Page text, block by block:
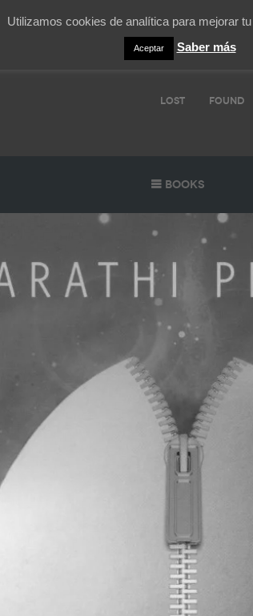
LOST FOUND
Books
Utilizamos cookies de analítica para mejorar
Aceptar Saber más